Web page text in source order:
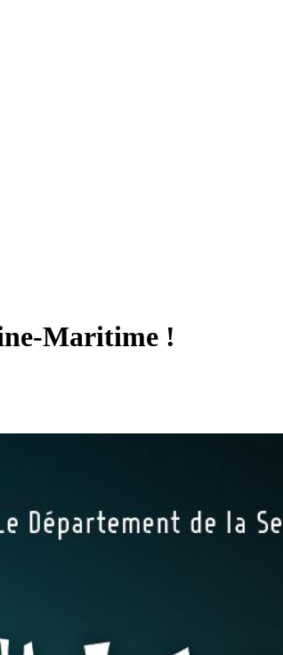
Maritime !